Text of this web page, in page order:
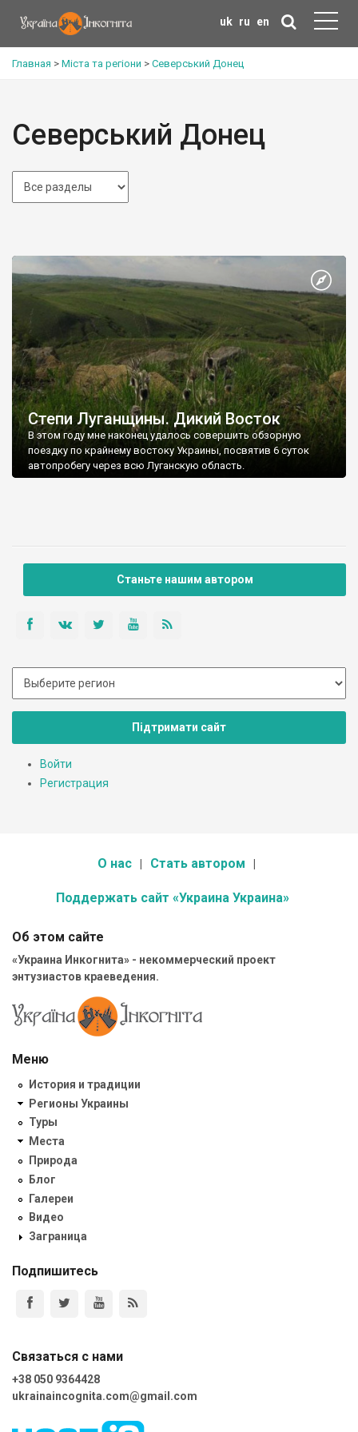
uk ru en
Главная > Міста та регіони > Северський Донец
Северський Донец
Степи Луганщины. Дикий Восток
В этом году мне наконец удалось совершить обзорную
поездку по крайнему востоку Украины, посвятив 6 суток
автопробегу через всю Луганскую область.
Станьте нашим автором
Підтримати сайт
Войти
Регистрация
О нас Стать автором
Поддержать сайт «Украина Украина»
Об этом сайте
«Украина Инкогнита» - некоммерческий проект
энтузиастов краеведения.
Меню
История и традиции
Регионы Украины
Туры
Места
Природа
Блог
Галереи
Видео
Заграница
Подпишитесь
Связаться с нами
+38 050 9364428
ukrainaincognita.com@gmail.com